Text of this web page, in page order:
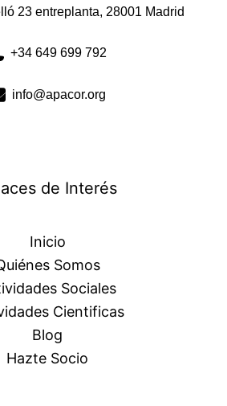
23 entreplanta, 28001 Madrid
+34 649 699 792
info@apacor.org
de Interés
Inicio
Somos
Sociales
Cientificas
Blog
Hazte Socio